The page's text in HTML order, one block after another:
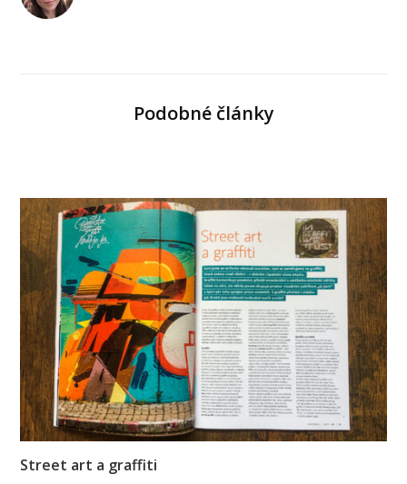
Podobné články
Street art a graffiti